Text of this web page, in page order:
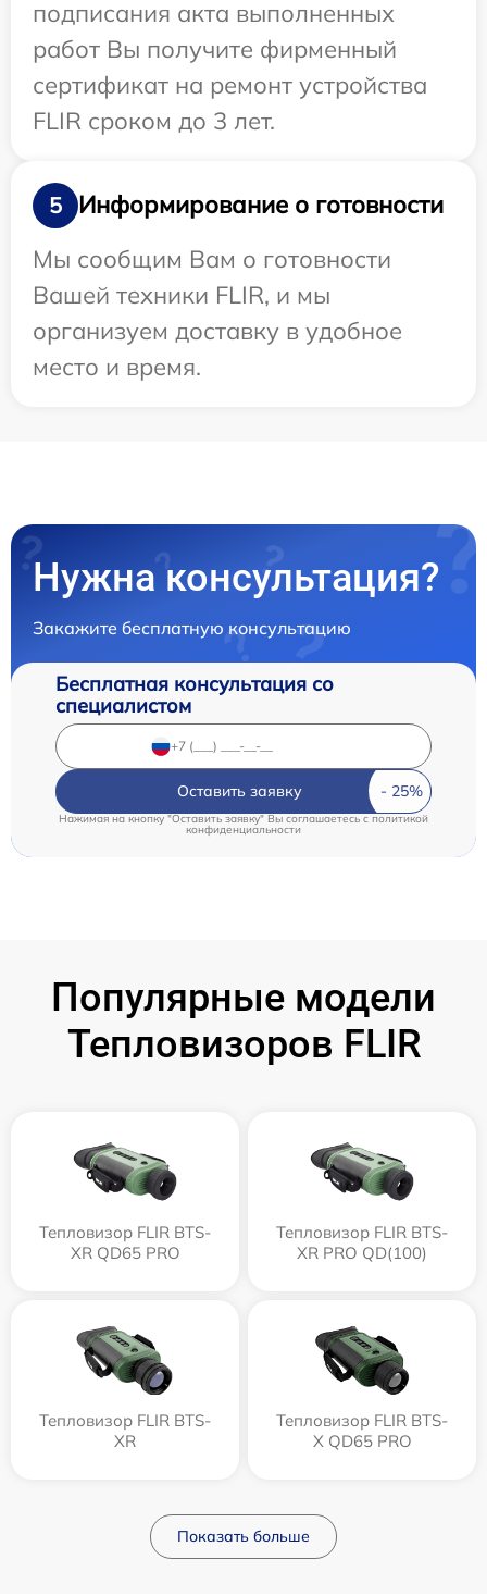
подписания акта выполненных
работ Вы получите фирменный
сертификат на ремонт устройства
FLIR сроком до 3 лет.
5
Информирование о готовности
Мы сообщим Вам о готовности
Вашей техники FLIR, и мы
организуем доставку в удобное
место и время.
Нужна консультация?
Закажите бесплатную консультацию
Бесплатная консультация со
специалистом
Оставить заявку
Нажимая на кнопку "Оставить заявку" Вы соглашаетесь cполитикой
конфиденциальности
Популярные модели
Тепловизоров FLIR
Тепловизор FLIR BTS-
XR QD65 PRO
Тепловизор FLIR BTS-
XR PRO QD(100)
Тепловизор FLIR BTS-
XR
Тепловизор FLIR BTS-
X QD65 PRO
Показать больше